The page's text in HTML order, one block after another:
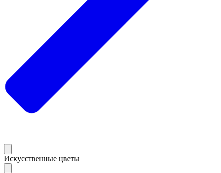
Искусственные цветы